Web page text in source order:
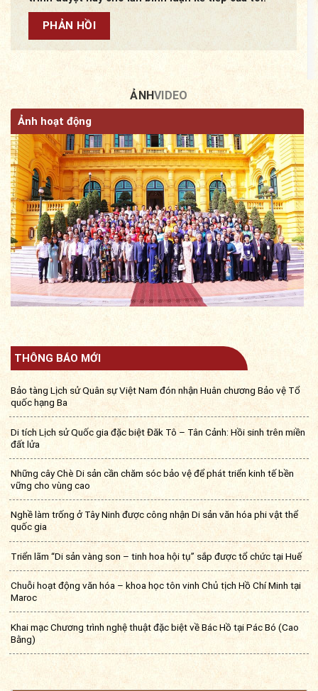
ẢNHVIDEO
Ảnh hoạt động
THÔNG BÁO MỚI
Bảo tàng Lịch sử Quân sự Việt Nam đón nhận Huân chương Bảo vệ Tổ
quốc hạng Ba
Di tích Lịch sử Quốc gia đặc biệt Đăk Tô – Tân Cảnh: Hồi sinh trên miền
đất lửa
Những cây Chè Di sản cần chăm sóc bảo vệ để phát triển kinh tế bền
vững cho vùng cao
Nghề làm trống ở Tây Ninh được công nhận Di sản văn hóa phi vật thể
quốc gia
Triển lãm “Di sản vàng son – tinh hoa hội tụ” sắp được tổ chức tại Huế
Chuỗi hoạt động văn hóa – khoa học tôn vinh Chủ tịch Hồ Chí Minh tại
Maroc
Khai mạc Chương trình nghệ thuật đặc biệt về Bác Hồ tại Pác Bó (Cao
Bằng)